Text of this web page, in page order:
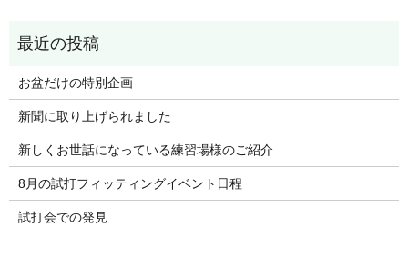
お盆だけの特別企画
新聞に取り上げられました
新しくお世話になっている練習場様のご紹介
8月の試打フィッティングイベント日程
試打会での発見